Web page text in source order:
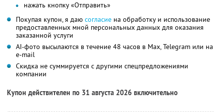
нажать кнопку «Отправить»
Покупая купон, я даю согласие на обработку и использование
предоставленных мной персональных данных для оказания
заказанной услуги
AI-фото высылаются в течение 48 часов в Max, Telegram или на
e-mail
Скидка не суммируется с другими спецпредложениями
компании
Купон действителен по 31 августа 2026 включительно